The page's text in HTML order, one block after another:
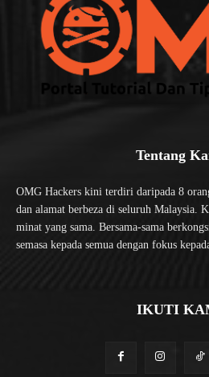
Tentang
OMG Hackers kini terdiri daripada 8
dan alamat berbeza di seluruh Malaysia.
minat yang sama. Bersama-sama
semasa kepada semua dengan fokus
IKUTI